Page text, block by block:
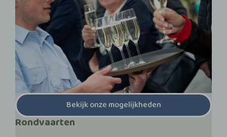
Bekijk onze mogelijkheden
Rondvaarten